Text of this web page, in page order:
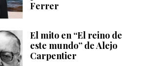
Ferrer
El mito en “El reino de
este mundo” de Alejo
Carpentier